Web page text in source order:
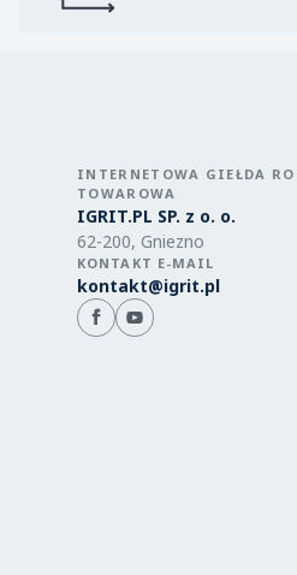
INTERNETOWA GIEŁDA
TOWAROWA
IGRIT.PL SP. z o. o.
62-200, Gniezno
KONTAKT E-MAIL
kontakt@igrit.pl